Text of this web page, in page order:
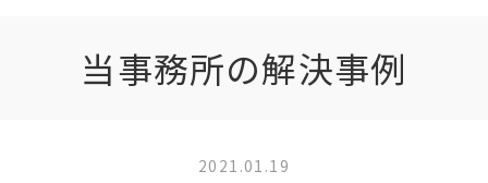
当事務所の解決事例
2021.01.19